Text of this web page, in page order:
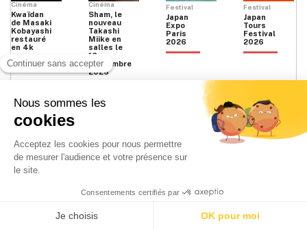
Cinéma
Kwaïdan
de Masaki
Kobayashi
restauré
en 4k
Cinéma
Sham, le
nouveau
Takashi
Miike en
salles le
16
septembre
2026
Festival
Japan
Expo
Paris
2026
Festival
Japan
Tours
Festival
2026
Instagram